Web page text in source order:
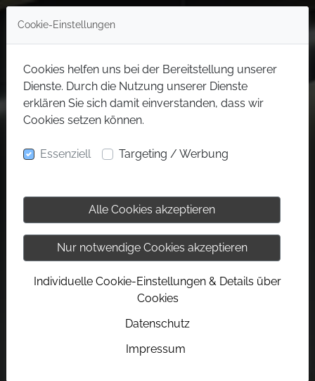
Cookie-Einstellungen
Cookies helfen uns bei der Bereitstellung unserer
Dienste. Durch die Nutzung unserer Dienste
erklären Sie sich damit einverstanden, dass wir
Cookies setzen können.
Essenziell Targeting / Werbung
Alle Cookies akzeptieren
Nur notwendige Cookies akzeptieren
Individuelle Cookie-Einstellungen & Details über
Cookies
Datenschutz
Impressum